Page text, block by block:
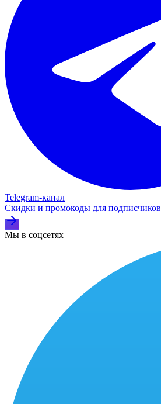
Telegram‑канал
Скидки и промокоды для подписчиков
Мы в соцсетях